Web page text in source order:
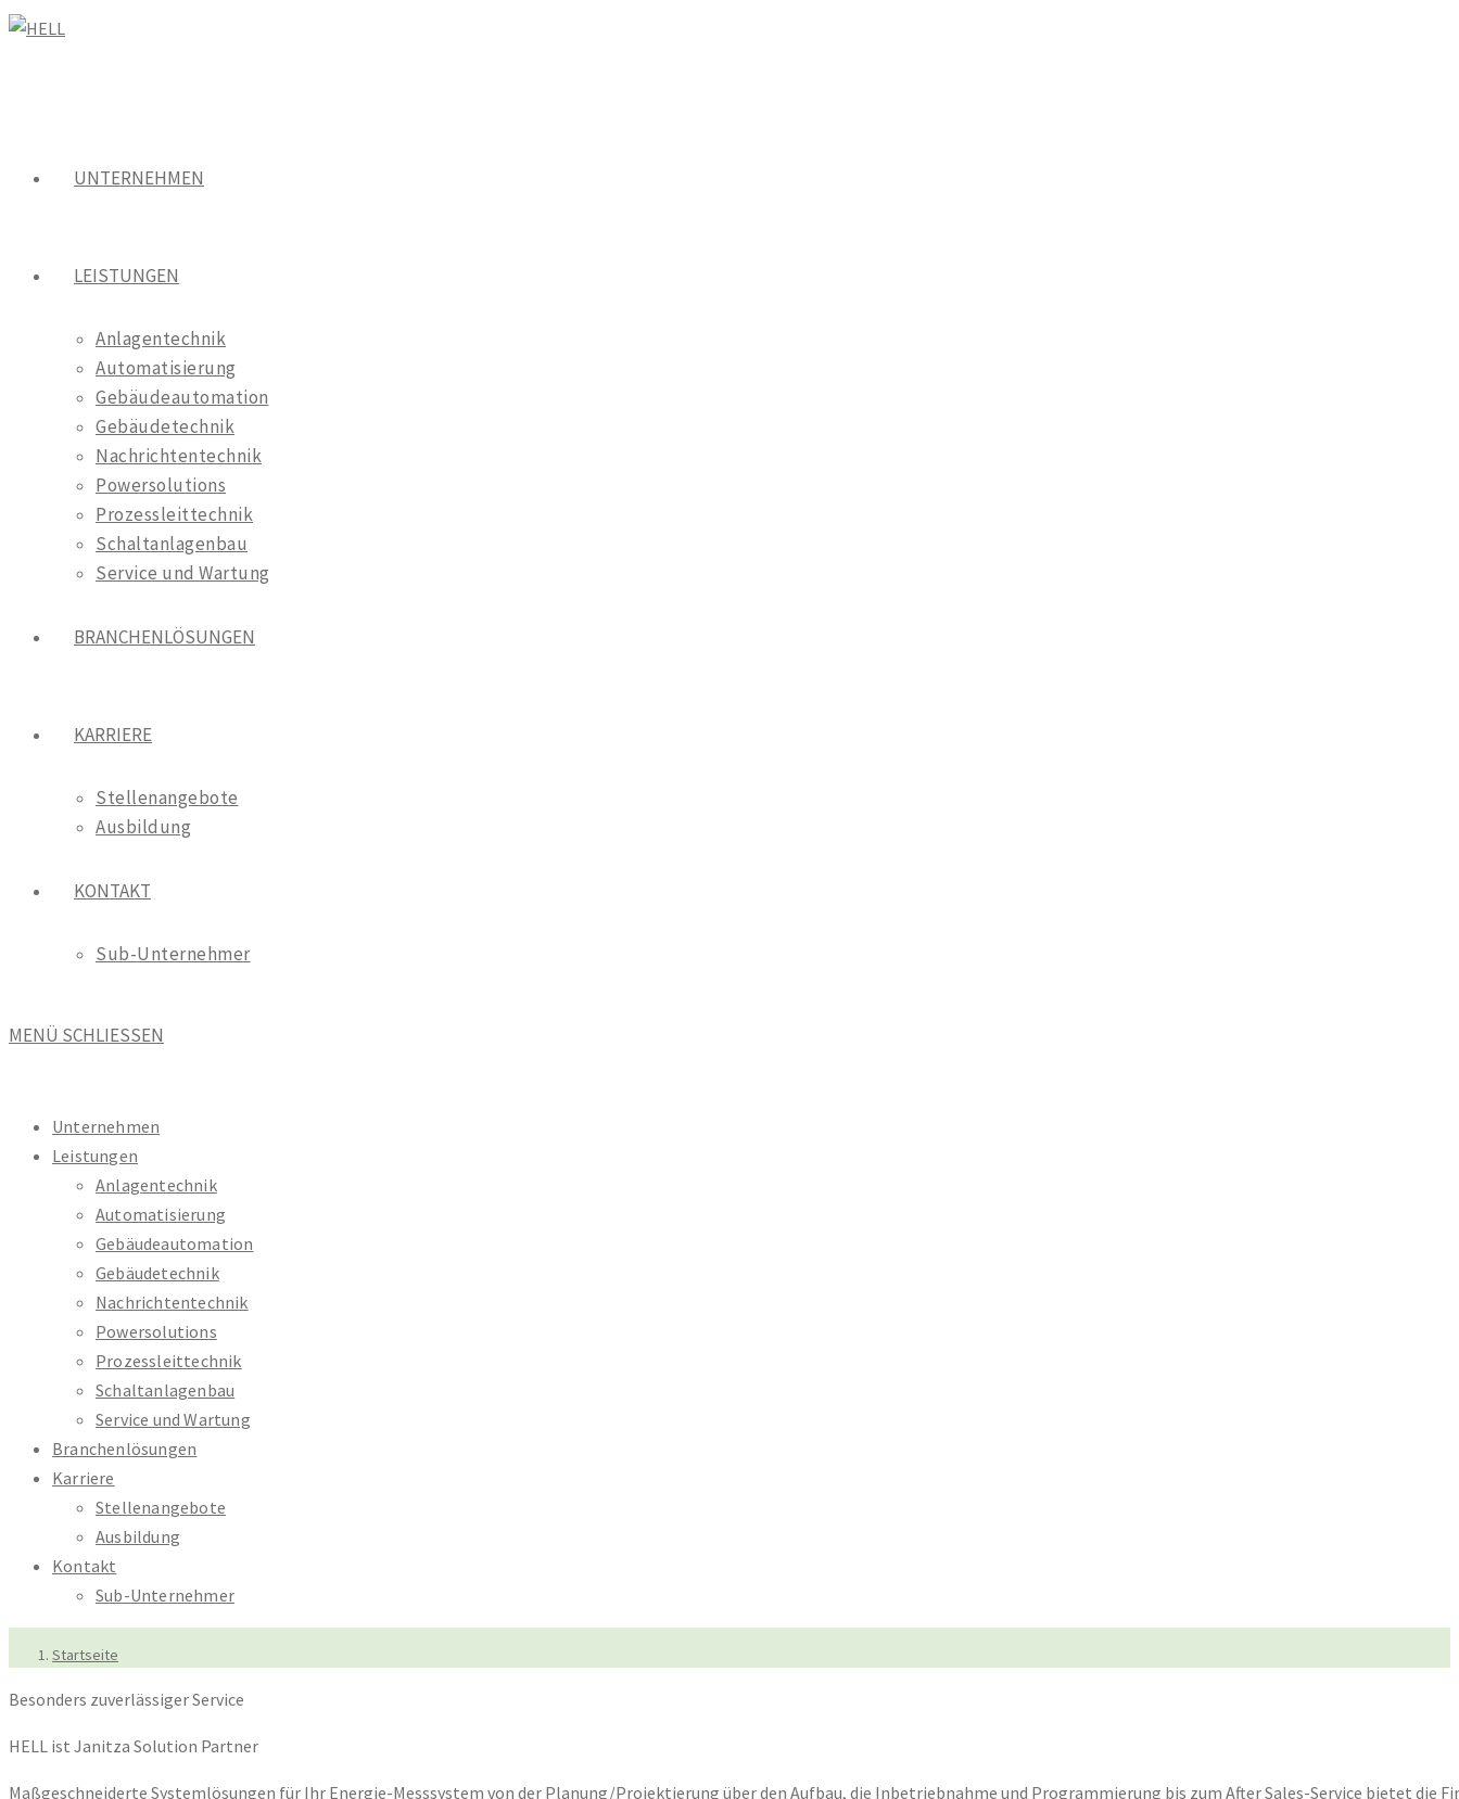
Zum
UNTERNEHMEN
LEISTUNGEN
Anlagentechnik
Automatisierung
Gebäudeautomation
Gebäudetechnik
Nachrichtentechnik
Powersolutions
Prozessleittechnik
Schaltanlagenbau
Service und Wartung
BRANCHENLÖSUNGEN
KARRIERE
Stellenangebote
Ausbildung
KONTAKT
Sub-Unternehmer
MENÜ SCHLIESSEN
Unternehmen
Leistungen
Anlagentechnik
Automatisierung
Gebäudeautomation
Gebäudetechnik
Nachrichtentechnik
Powersolutions
Prozessleittechnik
Schaltanlagenbau
Service und Wartung
Branchenlösungen
Karriere
Stellenangebote
Ausbildung
Kontakt
Sub-Unternehmer
Startseite
Besonders zuverlässiger Service
HELL ist Janitza Solution Partner
Maßgeschneiderte Systemlösungen für Ihr Energie-Messsystem von der Planung/Projektierung über den Aufbau, die Inbetriebnahme und Programmierung bis zum After Sales-Service bietet die